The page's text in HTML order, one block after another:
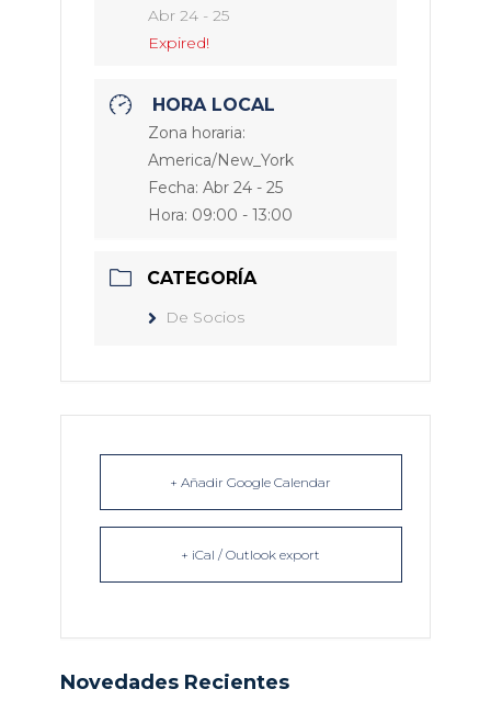
Abr 24 - 25
Expired!
HORA LOCAL
Zona horaria:
America/New_York
Fecha: Abr 24 - 25
Hora: 09:00 - 13:00
CATEGORÍA
De Socios
+ Añadir Google Calendar
+ iCal / Outlook export
Novedades Recientes